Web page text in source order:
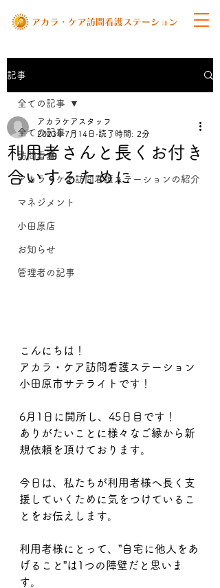
記事
全ての記事
訪問看護
アカラ・ケア訪問看護ステーションの紹介
マネジメント
小田原店
お知らせ
管理者の記事
全ての記事
利用者さんと長くお付き
合いするために
アカラケアスタッフ
2023年7月14日 読了時間: 2分
こんにちは！
アカラ・ケア訪問看護ステーション
小田原市サテライトです！
6月1日に開所し、45日目です！
ありがたいことに様々なご縁から新
規依頼を頂けております。
今日は、私たちが利用者様へ長く支
援していくために気をつけているこ
とをお伝えします。
利用者様にとって、”自宅に他人をあ
げること”は1つの障壁だと思いま
す。